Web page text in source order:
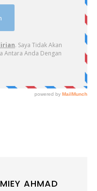
MIEY AHMAD